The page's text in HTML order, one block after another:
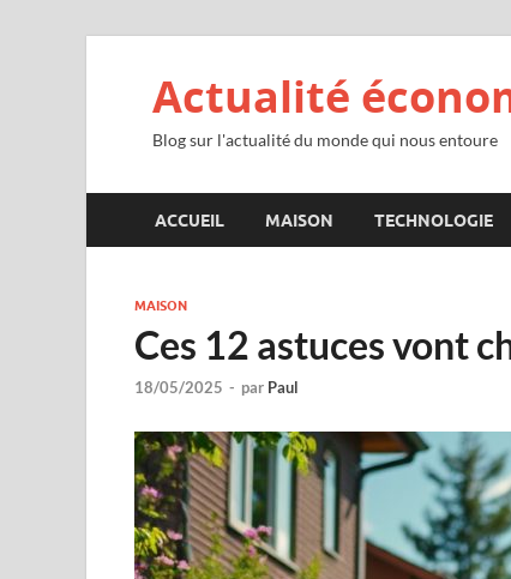
Actualité
Blog sur l'actualité du monde qui nous entoure
ACCUEIL MAISON TECHNOLOGIE
MAISON
Ces 12 astuces vont
18/05/2025 - par Paul